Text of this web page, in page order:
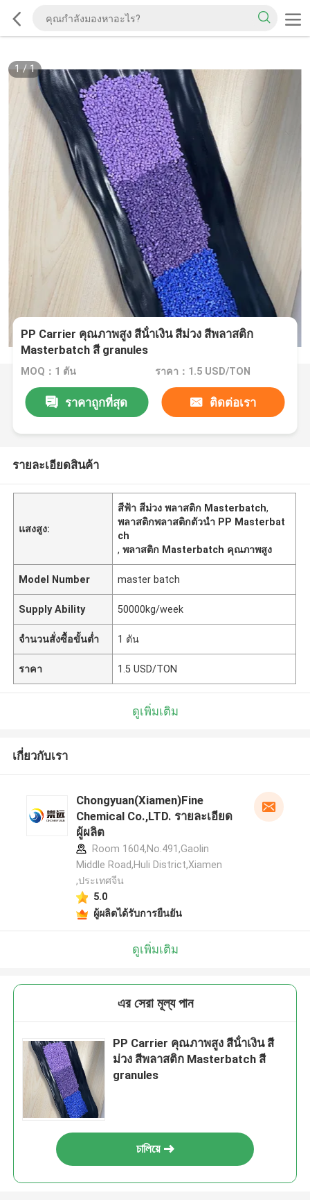
1/1
PP Carrier คุณภาพสูง สีน้ําเงิน สีม่วง สีพลาสติก
Masterbatch สี granules
MOQ：1 ตัน ราคา：1.5 USD/TON
ราคาถูกที่สุด ติดต่อเรา
รายละเอียดสินค้า
แสงสูง:
สีฟ้า สีม่วง พลาสติก Masterbatch,
พลาสติกพลาสติกตัวนํา PP Masterbat
ch
,พลาสติก Masterbatch คุณภาพสูง
Model Number master batch
Supply Ability 50000kg/week
จำนวนสั่งซื้อขั้นต่ำ 1 ตัน
ราคา 1.5 USD/TON
ดูเพิ่มเติม
เกี่ยวกับเรา
Chongyuan(Xiamen)Fine
Chemical Co.,LTD. รายละเอียด
ผู้ผลิต
Room 1604,No.491,Gaolin
Middle Road,Huli District,Xiamen
,ประเทศจีน
5.0
ผู้ผลิตได้รับการยืนยัน
ดูเพิ่มเติม
এর সেরা মূল্য পান
PP Carrier คุณภาพสูง สีน้ําเงิน สี
ม่วง สีพลาสติก Masterbatch สี
granules
চালিয়ে